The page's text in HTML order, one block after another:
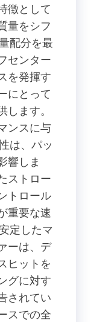
徴として
量をシフ
配分を最
センター
を発揮す
にとって
ます。
ンスに与
は、パッ
響しま
ストロー
トロール
重要な速
定したマ
ーは、デ
ヒットを
グに対す
されてい
スでの全